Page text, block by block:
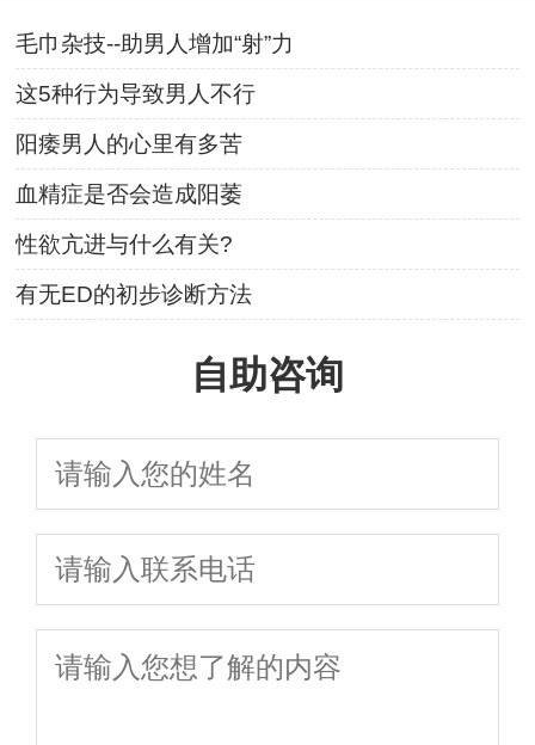
毛巾杂技--助男人增加“射”力
这5种行为导致男人不行
阳痿男人的心里有多苦
血精症是否会造成阳萎
性欲亢进与什么有关?
有无ED的初步诊断方法
自助咨询